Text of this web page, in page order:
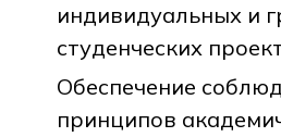
индивидуальных и
студенческих
Обеспечение
принципов